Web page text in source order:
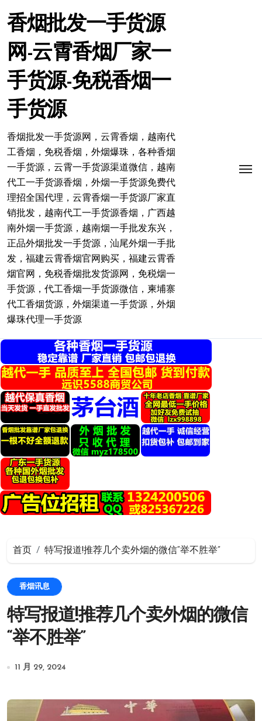
转香烟批发一手货源
网-云霄香烟厂家一
手货源-免税香烟一
手货源
香烟批发一手货源网，云霄香烟，越南代
工香烟，免税香烟，外烟爆珠，各种香烟
一手货源，云霄一手货源渠道微信，越南
代工一手货源香烟，外烟一手货源免费代
理招全国代理，云霄香烟一手货源厂家直
销批发，越南代工一手货源香烟，广西越
南外烟一手货源，越南烟一手批发东兴，
正品外烟批发一手货源，汕尾外烟一手批
发，福建云霄香烟官网购买，福建云霄香
烟官网，免税香烟批发货源网，免税烟一
手货源，代工香烟一手货源微信，柬埔寨
代工香烟货源，外烟渠道一手货源，外烟
爆珠代理一手货源
首页 特写报道!推荐几个卖外烟的微信“举不胜举”
香烟讯息
特写报道!推荐几个卖外烟的微信
“举不胜举”
11 月 29, 2024